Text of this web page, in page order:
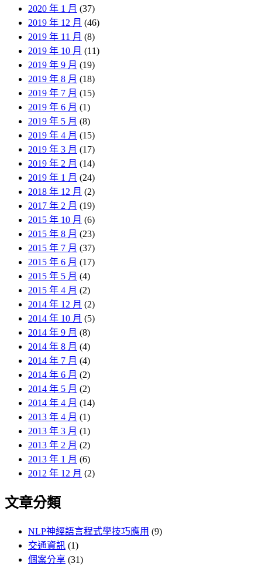
2020 年 1 月 (37)
2019 年 12 月 (46)
2019 年 11 月 (8)
2019 年 10 月 (11)
2019 年 9 月 (19)
2019 年 8 月 (18)
2019 年 7 月 (15)
2019 年 6 月 (1)
2019 年 5 月 (8)
2019 年 4 月 (15)
2019 年 3 月 (17)
2019 年 2 月 (14)
2019 年 1 月 (24)
2018 年 12 月 (2)
2017 年 2 月 (19)
2015 年 10 月 (6)
2015 年 8 月 (23)
2015 年 7 月 (37)
2015 年 6 月 (17)
2015 年 5 月 (4)
2015 年 4 月 (2)
2014 年 12 月 (2)
2014 年 10 月 (5)
2014 年 9 月 (8)
2014 年 8 月 (4)
2014 年 7 月 (4)
2014 年 6 月 (2)
2014 年 5 月 (2)
2014 年 4 月 (14)
2013 年 4 月 (1)
2013 年 3 月 (1)
2013 年 2 月 (2)
2013 年 1 月 (6)
2012 年 12 月 (2)
文章分類
NLP神經語言程式學技巧應用 (9)
交通資訊 (1)
個案分享 (31)